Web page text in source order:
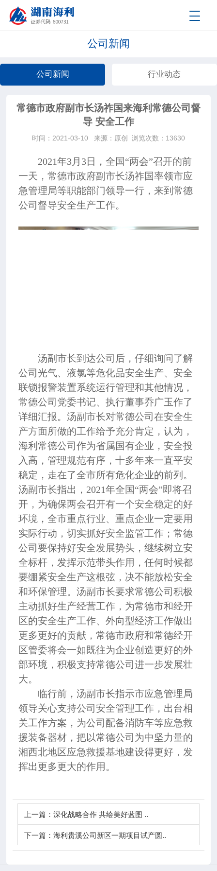
公司新闻
公司新闻 行业动态
常德市政府副市长汤祚国来海利常德公司督
导 安全工作
时间：2021-03-10 来源：原创 浏览次数：13630
2021年3月3日，全国“两会”召开的前
一天，常德市政府副市长汤祚国率领市应
急管理局等职能部门领导一行，来到常德
公司督导安全生产工作。
汤副市长到达公司后，仔细询问了解
公司光气、液氯等危化品安全生产、安全
联锁报警装置系统运行管理和其他情况，
常德公司党委书记、执行董事乔广玉作了
详细汇报。汤副市长对常德公司在安全生
产方面所做的工作给予充分肯定，认为，
海利常德公司作为省属国有企业，安全投
入高，管理规范有序，十多年来一直平安
稳定，走在了全市所有危化企业的前列。
汤副市长指出， 2021年全国“两会”即将召
开，为确保两会召开有一个安全稳定的好
环境，全市重点行业、重点企业一定要用
实际行动，切实抓好安全监管工作；常德
公司要保持好安全发展势头，继续树立安
全标杆，发挥示范带头作用，任何时候都
要绷紧安全生产这根弦，决不能放松安全
和环保管理。汤副市长要求常德公司积极
主动抓好生产经营工作，为常德市和经开
区的安全生产工作、外向型经济工作做出
更多更好的贡献，常德市政府和常德经开
区管委将会一如既往为企业创造更好的外
部环境，积极支持常德公司进一步发展壮
大。
临行前，汤副市长指示市应急管理局
领导关心支持公司安全管理工作，出台相
关工作方案，为公司配备消防车等应急救
援装备器材，把以常德公司为中坚力量的
湘西北地区应急救援基地建设得更好，发
挥出更多更大的作用。
上一篇： 深化战略合作 共绘美好蓝图 ..
下一篇： 海利贵溪公司新区一期项目试产圆..